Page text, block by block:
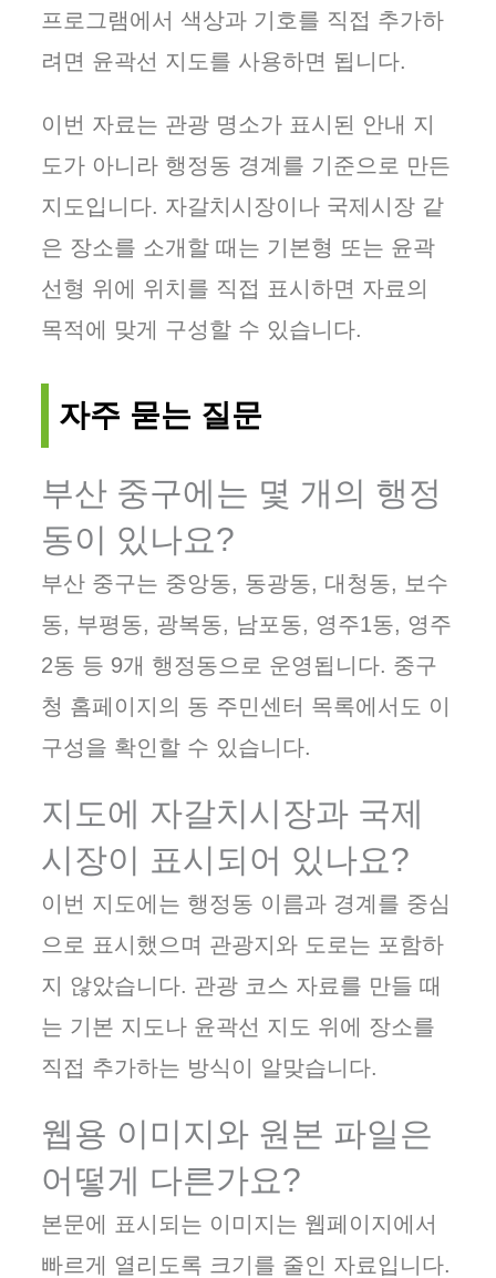
프로그램에서 색상과 기호를 직접 추가하
려면 윤곽선 지도를 사용하면 됩니다.
이번 자료는 관광 명소가 표시된 안내 지
도가 아니라 행정동 경계를 기준으로 만든
지도입니다. 자갈치시장이나 국제시장 같
은 장소를 소개할 때는 기본형 또는 윤곽
선형 위에 위치를 직접 표시하면 자료의
목적에 맞게 구성할 수 있습니다.
자주 묻는 질문
부산 중구에는 몇 개의 행정
동이 있나요?
부산 중구는 중앙동, 동광동, 대청동, 보수
동, 부평동, 광복동, 남포동, 영주1동, 영주
2동 등 9개 행정동으로 운영됩니다. 중구
청 홈페이지의 동 주민센터 목록에서도 이
구성을 확인할 수 있습니다.
지도에 자갈치시장과 국제
시장이 표시되어 있나요?
이번 지도에는 행정동 이름과 경계를 중심
으로 표시했으며 관광지와 도로는 포함하
지 않았습니다. 관광 코스 자료를 만들 때
는 기본 지도나 윤곽선 지도 위에 장소를
직접 추가하는 방식이 알맞습니다.
웹용 이미지와 원본 파일은
어떻게 다른가요?
본문에 표시되는 이미지는 웹페이지에서
빠르게 열리도록 크기를 줄인 자료입니다.